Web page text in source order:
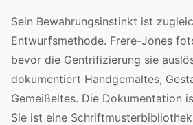
Sein Bewahrungsinstinkt ist
Entwurfsmethode. Frere-Jones
bevor die Gentrifizierung sie
dokumentiert Handgemaltes,
Gemeißeltes. Die Dokumentation
Sie ist eine